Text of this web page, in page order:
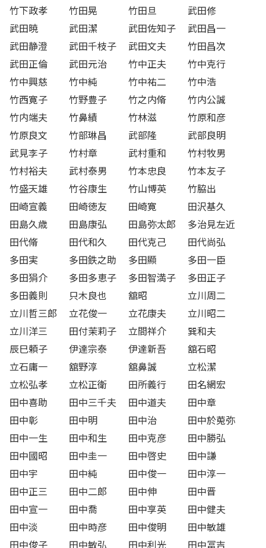
竹下政孝
竹田晃 竹田旦
武田修
武田暁
武田潔 武田佐知子
武田昌一
武田静澄
武田千枝子 武田文夫
竹田昌次
武田正倫
武田元治 竹中正夫
竹中克行
竹中興慈
竹中純 竹中祐二
竹中浩
竹西寛子
竹野豊子 竹之内脩
竹内公誠
竹内端夫
竹鼻績 竹林滋
竹原和彦
竹原良文
竹部琳昌 武部隆
武部良明
武見李子
竹村章 武村重和
竹村牧男
竹村裕夫
武村泰男 竹本忠良
竹本友子
竹盛天雄
竹谷康生 竹山博英
竹脇出
田崎宣義
田崎徳友 田崎寛
田沢基久
田島久歳
田島康弘 田島弥太郎
多治見左近
田代脩
田代和久 田代克己
田代尚弘
多田実
多田鉄之助 多田顯
多田一臣
多田狷介
多田多恵子 多田智満子
多田正子
多田義則
只木良也 舘昭
立川周二
立川哲三郎
立花俊一 立花康夫
立川昭二
立川洋三
田付茉莉子 立間祥介
巽和夫
辰巳頼子
伊達宗泰 伊達新吾
舘石昭
立石庸一
舘野淳 舘鼻誠
立松潔
立松弘孝
立松正衛 田所義行
田名網宏
田中喜助
田中三千夫 田中道夫
田中章
田中彰
田中明 田中治
田中於莵弥
田中一生
田中和生 田中克彦
田中勝弘
田中國昭
田中圭一 田中啓史
田中謙
田中宇
田中純 田中俊一
田中淳一
田中正三
田中二郎 田中伸
田中晋
田中宣一
田中喬 田中享英
田中健夫
田中淡
田中時彦 田中俊明
田中敏雄
田中俊子
田中敏弘 田中利光 田中冨吉